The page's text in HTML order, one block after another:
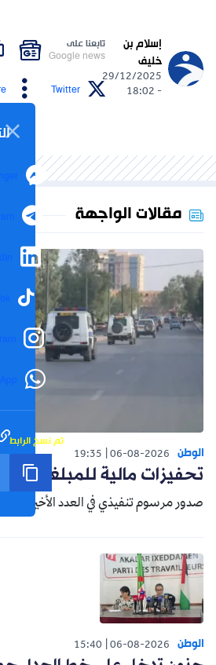
إسلام بن
خليف
29/12/2025
- 18:02
تابعنا على
Google news
Twitter
تم نسخ الرابط
مقالات الواجهة
الوطن 06-08-2026
19:35
تحفيزات مالية للمبلغين
صدور مرسوم تنفيذي في العدد الأخير من
الوطن 06-08-2026
15:40